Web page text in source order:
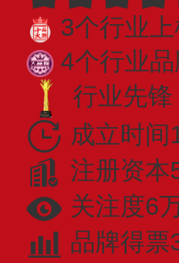
3个行业
4个行业
行业先
成立时间
注册资本
关注度6
品牌得票